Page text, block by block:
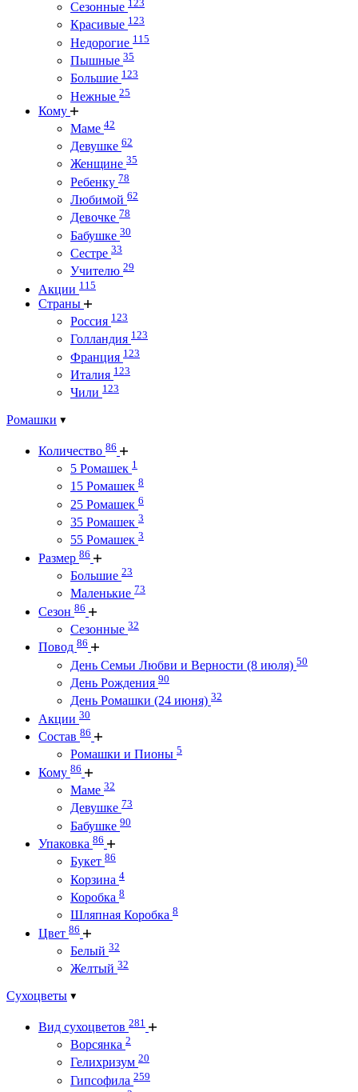
Сезонные 123
Красивые 123
Недорогие 115
Пышные 35
Большие 123
Нежные 25
Кому
Маме 42
Девушке 62
Женщине 35
Ребенку 78
Любимой 62
Девочке 78
Бабушке 30
Сестре 33
Учителю 29
Акции 115
Страны
Россия 123
Голландия 123
Франция 123
Италия 123
Чили 123
Ромашки
Количество 86
5 Ромашек 1
15 Ромашек 8
25 Ромашек 6
35 Ромашек 3
55 Ромашек 3
Размер 86
Большие 23
Маленькие 73
Сезон 86
Сезонные 32
Повод 86
День Семьи Любви и Верности (8 июля) 50
День Рождения 90
День Ромашки (24 июня) 32
Акции 30
Состав 86
Ромашки и Пионы 5
Кому 86
Маме 32
Девушке 73
Бабушке 90
Упаковка 86
Букет 86
Корзина 4
Коробка 8
Шляпная Коробка 8
Цвет 86
Белый 32
Желтый 32
Сухоцветы
Вид сухоцветов 281
Ворсянка 2
Гелихризум 20
Гипсофила 259